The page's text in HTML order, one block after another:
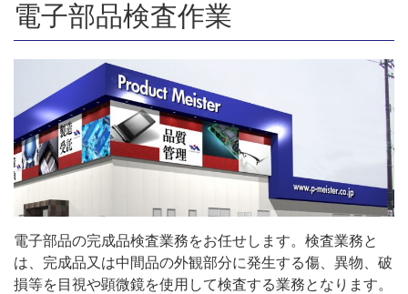
電子部品検査作業
電子部品の完成品検査業務をお任せします。検査業務と
は、完成品又は中間品の外観部分に発生する傷、異物、破
損等を目視や顕微鏡を使用して検査する業務となります。